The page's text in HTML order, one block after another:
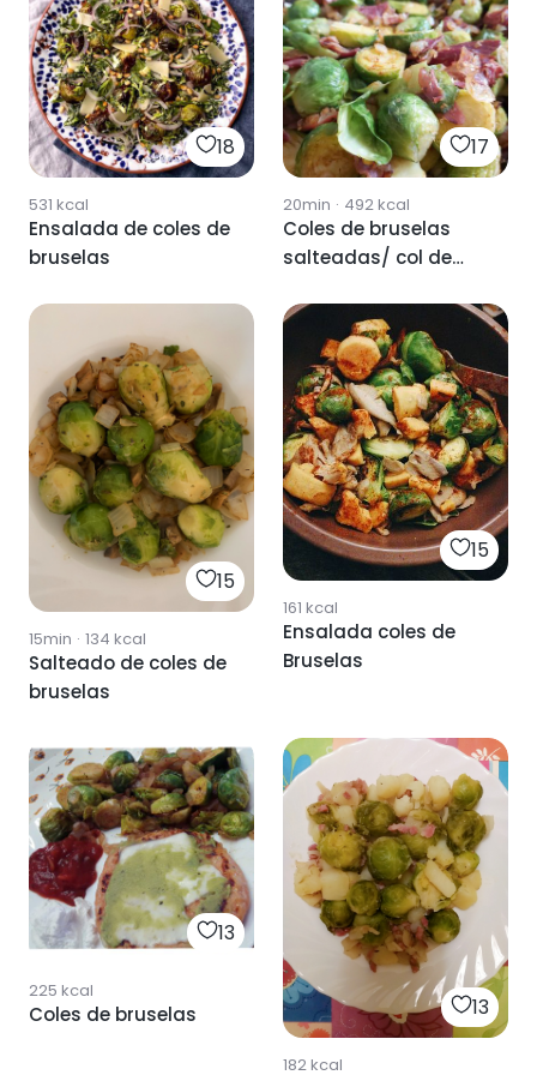
18
531 kcal
Ensalada de coles de
bruselas
17
20min · 492kcal
Coles de bruselas
salteadas/ col de
15
15min · 134 kcal
Salteado de coles de
bruselas
15
161 kcal
Ensalada coles de
Bruselas
13
225 kcal
Coles de bruselas 13
182kcal